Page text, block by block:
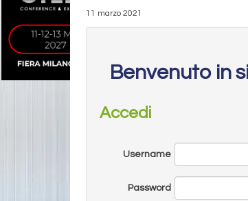
11 marzo 2021
Benvenuto in
Accedi
Username
Password